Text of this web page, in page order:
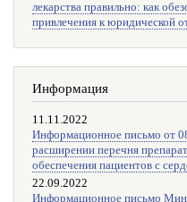
лекарства правильно: как
привлечения к юридической
Информация
11.11.2022
Информационное письмо от
расширении перечня
обеспечения пациентов с
22.09.2022
Информационное письмо